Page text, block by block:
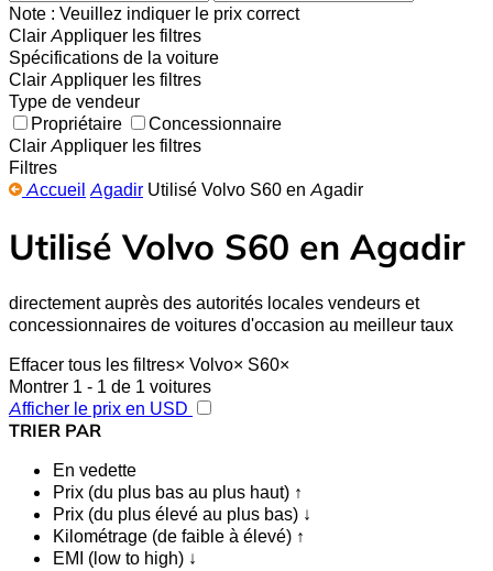
Note : Veuillez indiquer le prix correct
Clair Appliquer les filtres
Spécifications de la voiture
Clair Appliquer les filtres
Type de vendeur
Propriétaire
Concessionnaire
Clair Appliquer les filtres
Filtres
Accueil Agadir Utilisé Volvo S60 en Agadir
Utilisé Volvo S60 en Agadir
directement auprès des autorités locales vendeurs et
concessionnaires de voitures d'occasion au meilleur taux
Effacer tous les filtres× Volvo× S60×
Montrer 1 - 1 de 1 voitures
Afficher le prix en USD
TRIER PAR
En vedette
Prix (du plus bas au plus haut) ↑
Prix (du plus élevé au plus bas) ↓
Kilométrage (de faible à élevé) ↑
EMI (low to high) ↓